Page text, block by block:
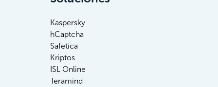
Kaspersky
hCaptcha
Safetica
Kriptos
ISL Online
Teramind